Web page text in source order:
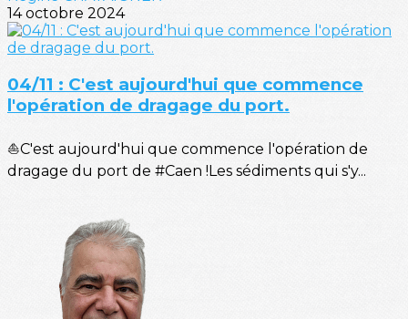
14 octobre 2024
04/11 : C'est aujourd'hui que commence
l'opération de dragage du port.
⛵C'est aujourd'hui que commence l'opération de
dragage du port de #Caen !Les sédiments qui s'y...